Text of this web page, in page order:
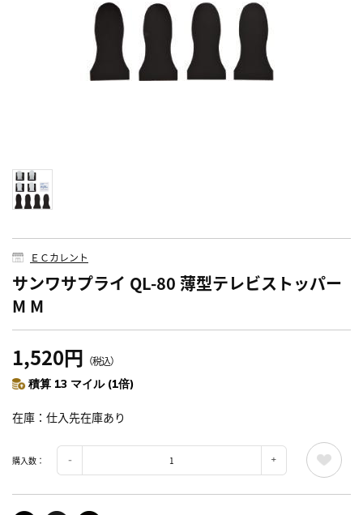
ＥＣカレント
サンワサプライ QL-80 薄型テレビストッパー
M M
1,520円 （税込）
積算 13 マイル (1倍)
在庫 仕入先在庫あり
購入数：